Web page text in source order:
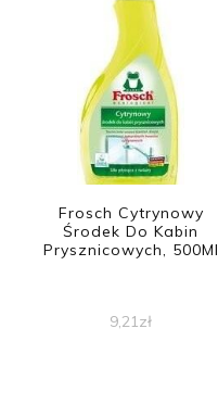
Frosch Cytrynowy
Środek Do Kabin
Prysznicowych, 500Ml
9,21 zł